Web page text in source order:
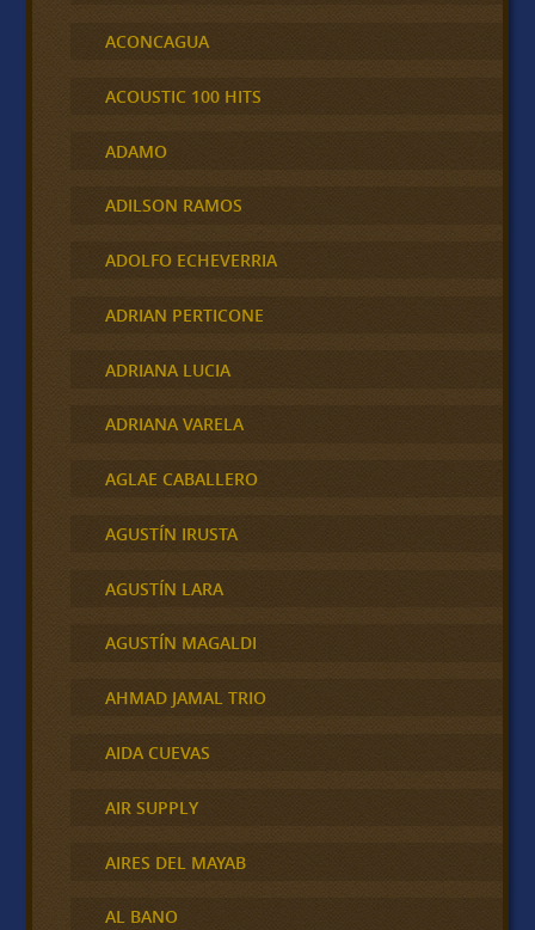
ACONCAGUA
ACOUSTIC 100 HITS
ADAMO
ADILSON RAMOS
ADOLFO ECHEVERRIA
ADRIAN PERTICONE
ADRIANA LUCIA
ADRIANA VARELA
AGLAE CABALLERO
AGUSTÍN IRUSTA
AGUSTÍN LARA
AGUSTÍN MAGALDI
AHMAD JAMAL TRIO
AIDA CUEVAS
AIR SUPPLY
AIRES DEL MAYAB
AL BANO